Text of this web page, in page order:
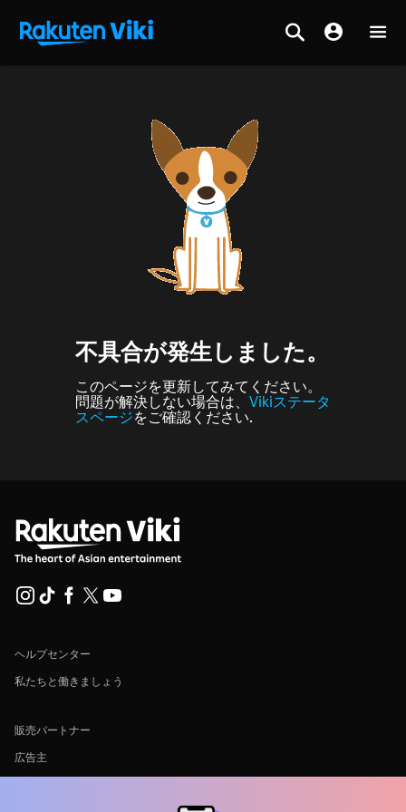
不具合が発生しました。
このページを更新してみてください。
問題が解決しない場合は、 Vikiステータ
スページをご確認ください.
ヘルプセンター
私たちと働きましょう
販売パートナー
広告主